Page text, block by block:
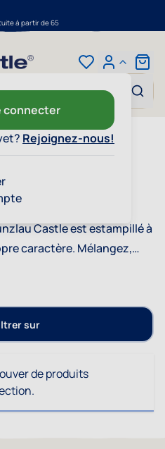
à partir de 65
connecter
Rejoignez-nous!
Cart
fleurs pleines de
Castle est estampillé à
caractère. Mélangez,
sur
de produits